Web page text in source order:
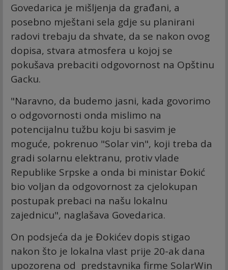
Govedarica je mišljenja da građani, a
posebno mještani sela gdje su planirani
radovi trebaju da shvate, da se nakon ovog
dopisa, stvara atmosfera u kojoj se
pokušava prebaciti odgovornost na Opštinu
Gacku.
"Naravno, da budemo jasni, kada govorimo
o odgovornosti onda mislimo na
potencijalnu tužbu koju bi sasvim je
moguće, pokrenuo "Solar vin", koji treba da
gradi solarnu elektranu, protiv vlade
Republike Srpske a onda bi ministar Đokić
bio voljan da odgovornost za cjelokupan
postupak prebaci na našu lokalnu
zajednicu", naglašava Govedarica.
On podsjeća da je Đokićev dopis stigao
nakon što je lokalna vlast prije 20-ak dana
upozorena od predstavnika firme SolarWin